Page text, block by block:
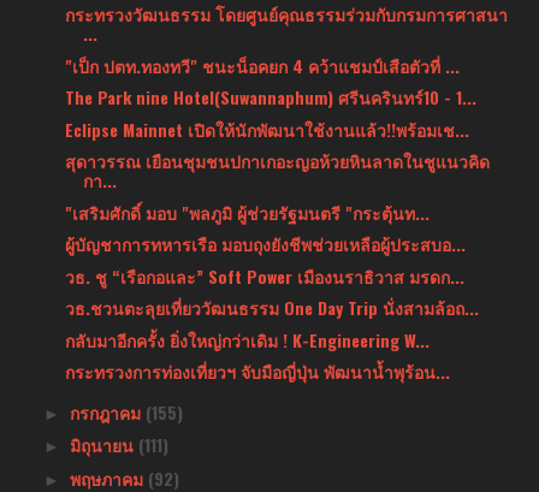
กระทรวงวัฒนธรรม โดยศูนย์คุณธรรมร่วมกับกรมการศาสนา
...
"เป็ก ปตท.ทองทวี" ชนะน็อคยก 4 คว้าแชมป์เสือตัวที่ ...
The Park nine Hotel(Suwannaphum) ศรีนครินทร์10 - 1...
Eclipse Mainnet เปิดให้นักพัฒนาใช้งานแล้ว!!พร้อมเช...
สุดาวรรณ เยือนชุมชนปกาเกอะญอห้วยหินลาดในชูแนวคิด
กา...
"เสริมศักดิ์ มอบ "พลภูมิ ผู้ช่วยรัฐมนตรี "กระตุ้นท...
ผู้บัญชาการทหารเรือ มอบถุงยังชีพช่วยเหลือผู้ประสบอ...
วธ. ชู “เรือกอและ” Soft Power เมืองนราธิวาส มรดก...
วธ.ชวนตะลุยเที่ยววัฒนธรรม One Day Trip นั่งสามล้อถ...
กลับมาอีกครั้ง ยิ่งใหญ่กว่าเดิม ! K-Engineering W...
กระทรวงการท่องเที่ยวฯ จับมือญี่ปุ่น พัฒนาน้ำพุร้อน...
► กรกฎาคม (155)
► มิถุนายน (111)
► พฤษภาคม (92)